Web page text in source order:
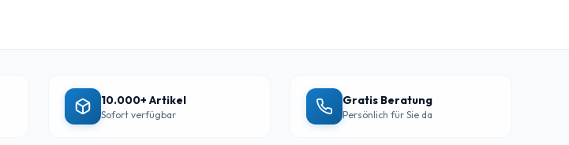
10.000+ Artikel
Sofort verfügbar
Gratis Beratung
Persönlich für Sie da